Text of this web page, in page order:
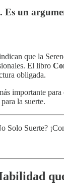
Es un
que la
El libro
obligada.
importante
la suerte.
Solo Suerte?